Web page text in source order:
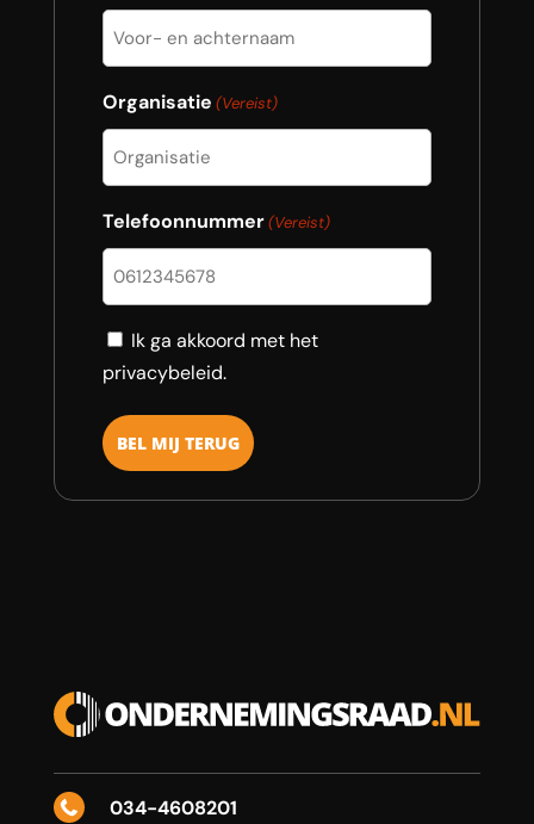
Organisatie (Vereist)
Telefoonnummer(Vereist)
Consent
Ik ga akkoord met het
privacybeleid.
 034-4608201